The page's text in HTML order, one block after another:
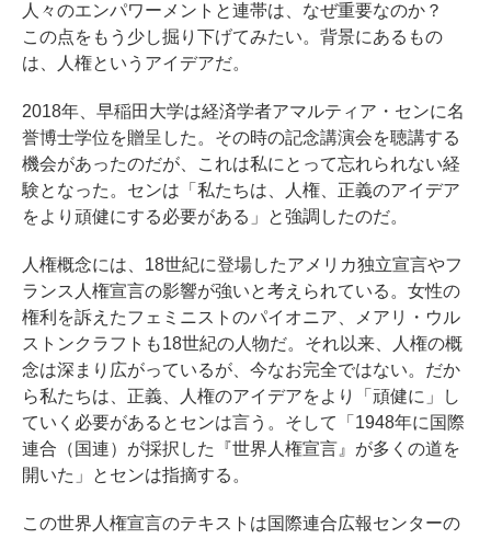
人々のエンパワーメントと連帯は、なぜ重要なのか？
この点をもう少し掘り下げてみたい。背景にあるもの
は、人権というアイデアだ。
2018年、早稲田大学は経済学者アマルティア・センに名
誉博士学位を贈呈した。その時の記念講演会を聴講する
機会があったのだが、これは私にとって忘れられない経
験となった。センは「私たちは、人権、正義のアイデア
をより頑健にする必要がある」と強調したのだ。
人権概念には、18世紀に登場したアメリカ独立宣言やフ
ランス人権宣言の影響が強いと考えられている。女性の
権利を訴えたフェミニストのパイオニア、メアリ・ウル
ストンクラフトも18世紀の人物だ。それ以来、人権の概
念は深まり広がっているが、今なお完全ではない。だか
ら私たちは、正義、人権のアイデアをより「頑健に」し
ていく必要があるとセンは言う。そして「1948年に国際
連合（国連）が採択した『世界人権宣言』が多くの道を
開いた」とセンは指摘する。
この世界人権宣言のテキストは国際連合広報センターの